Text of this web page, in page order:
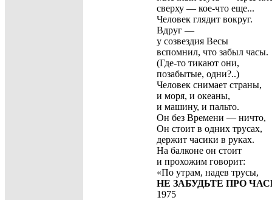
сверху — кое-что еще...
Человек глядит вокруг.
Вдруг —
у созвездия Весы
вспомнил, что забыл часы.
(Где-то тикают они,
позабытые, одни?..)
Человек снимает страны,
и моря, и океаны,
и машину, и пальто.
Он без Времени — ничто,
Он стоит в одних трусах,
держит часики в руках.
На балконе он стоит
и прохожим говорит:
«По утрам, надев трусы,
НЕ ЗАБУДЬТЕ ПРО
1975